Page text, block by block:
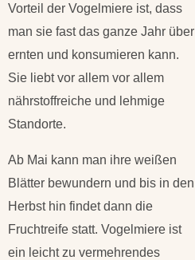
Vorteil der Vogelmiere ist, dass
man sie fast das ganze Jahr über
ernten und konsumieren kann.
Sie liebt vor allem vor allem
nährstoffreiche und lehmige
Standorte.
Ab Mai kann man ihre weißen
Blätter bewundern und bis in den
Herbst hin findet dann die
Fruchtreife statt. Vogelmiere ist
ein leicht zu vermehrendes